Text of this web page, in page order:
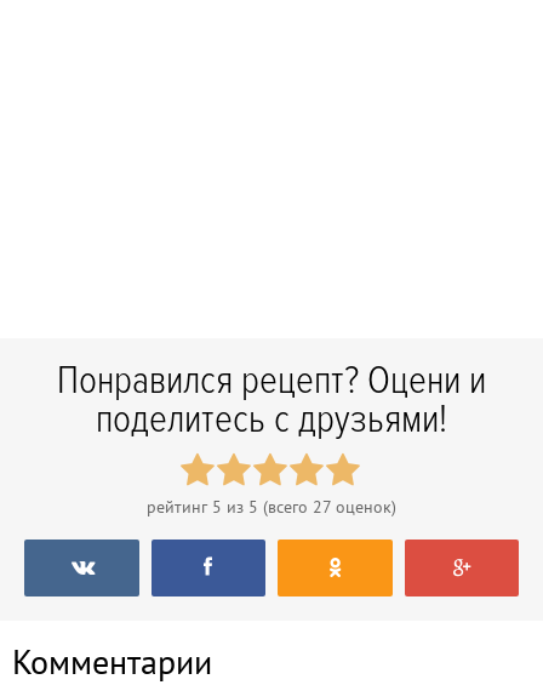
Понравился рецепт? Оцени и
поделитесь с друзьями!
рейтинг 5 из 5 (всего 27 оценок)
Комментарии